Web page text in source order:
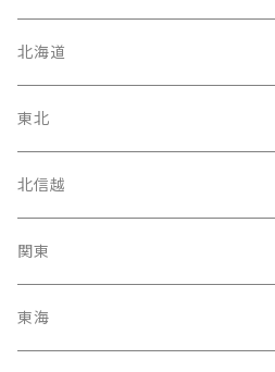
北海道
東北
宮城県
岩手県
福島県
北信越
石川県
富山駅
関東
東京都
東海